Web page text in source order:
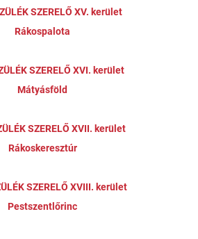
SZERELŐ XV. kerület
Rákospalota
SZERELŐ XVI. kerület
Mátyásföld
SZERELŐ XVII. kerület
Rákoskeresztúr
SZERELŐ XVIII. kerület
Pestszentlőrinc